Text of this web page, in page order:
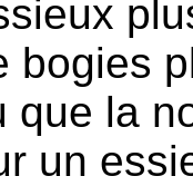
bogies
que la
un